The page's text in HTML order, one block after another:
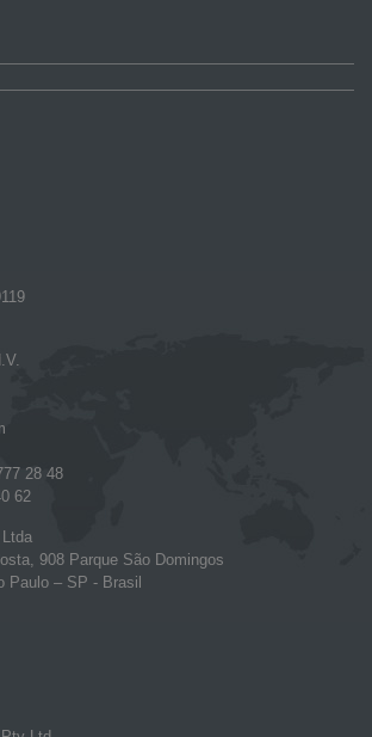
28 48
62
908 Parque São Domingos
Paulo – SP - Brasil